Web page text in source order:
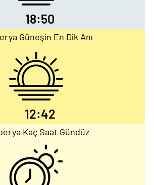
18:50
Güneşin En Dik Anı
12:42
Kaç Saat Gündüz